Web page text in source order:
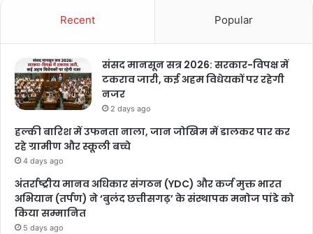
Recent Popular
संसद मानसून सत्र 2026: सरकार-विपक्ष में
टकराव जारी, कई अहम विधेयकों पर रहेगी
नजर
2 days ago
हल्की बारिश में उफनता नाला, जान जोखिम में डालकर पार कर
रहे ग्रामीण और स्कूली बच्चे
4 days ago
अंतर्राष्ट्रीय मानव अधिकार संगठन (YDC) और कर्ज मुक्त भारत
अभियान (तर्पण) ने ‘बुलंद छत्तीसगढ़’ के संस्थापक मनोज पांडे को
किया सम्मानित
5 days ago